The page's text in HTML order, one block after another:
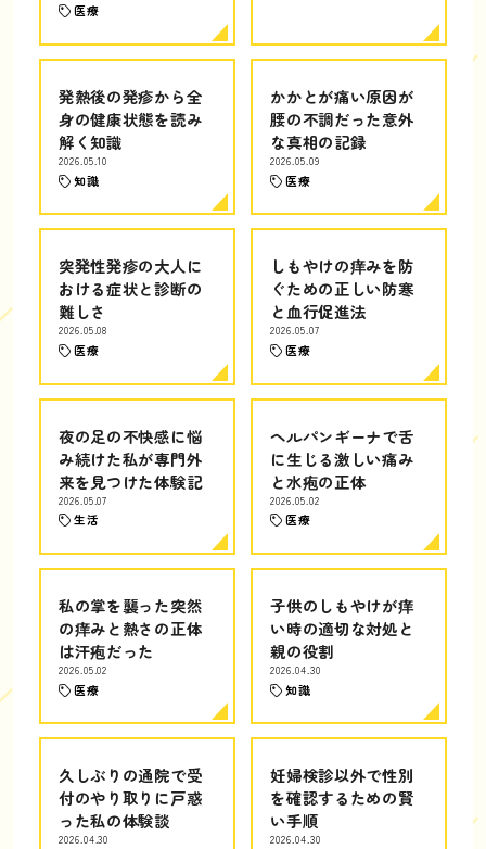
医療
発熱後の発疹から全
身の健康状態を読み
解く知識
2026.05.10
知識
かかとが痛い原因が
腰の不調だった意外
な真相の記録
2026.05.09
医療
突発性発疹の大人に
おける症状と診断の
難しさ
2026.05.08
医療
しもやけの痒みを防
ぐための正しい防寒
と血行促進法
2026.05.07
医療
夜の足の不快感に悩
み続けた私が専門外
来を見つけた体験記
2026.05.07
生活
ヘルパンギーナで舌
に生じる激しい痛み
と水疱の正体
2026.05.02
医療
私の掌を襲った突然
の痒みと熱さの正体
は汗疱だった
2026.05.02
医療
子供のしもやけが痒
い時の適切な対処と
親の役割
2026.04.30
知識
久しぶりの通院で受
付のやり取りに戸惑
った私の体験談
2026.04.30
妊婦検診以外で性別
を確認するための賢
い手順
2026.04.30